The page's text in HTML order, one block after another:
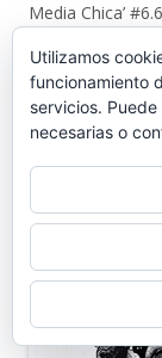
Media Chica’
Quienes somos
Director: José
Utilizamos
funcionamiento
servicios.
necesarias o